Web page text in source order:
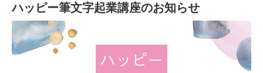
ハッピー筆文字起業講座のお知らせ